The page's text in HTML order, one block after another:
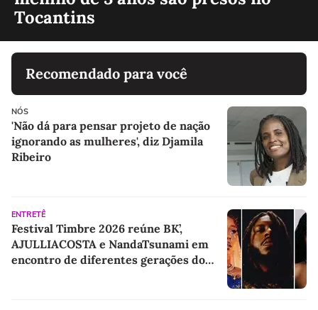
Tocantins
Recomendado para você
NÓS
'Não dá para pensar projeto de nação
ignorando as mulheres', diz Djamila
Ribeiro
ENTRETÊ
Festival Timbre 2026 reúne BK’,
AJULLIACOSTA e NandaTsunami em
encontro de diferentes gerações do